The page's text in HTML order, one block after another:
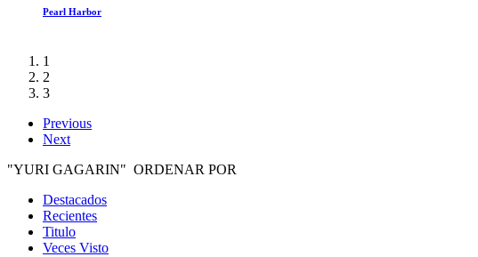
1
2
3
Previous
Next
"YURI GAGARIN" ORDENAR POR
Destacados
Recientes
Titulo
Veces Visto